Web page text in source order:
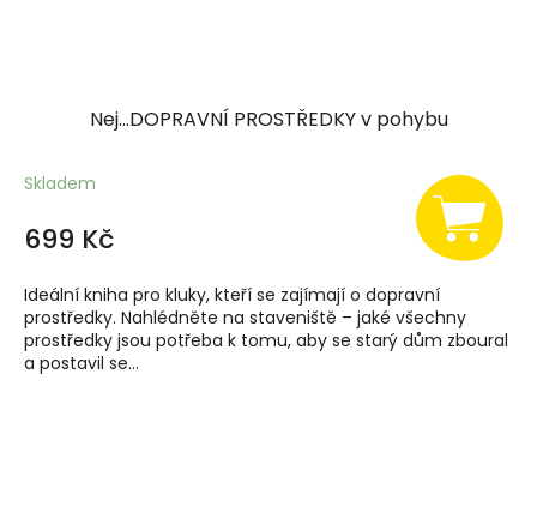
Nej...DOPRAVNÍ PROSTŘEDKY v pohybu
Skladem
699 Kč
Ideální kniha pro kluky, kteří se zajímají o dopravní
prostředky. Nahlédněte na staveniště – jaké všechny
prostředky jsou potřeba k tomu, aby se starý dům zboural
a postavil se...